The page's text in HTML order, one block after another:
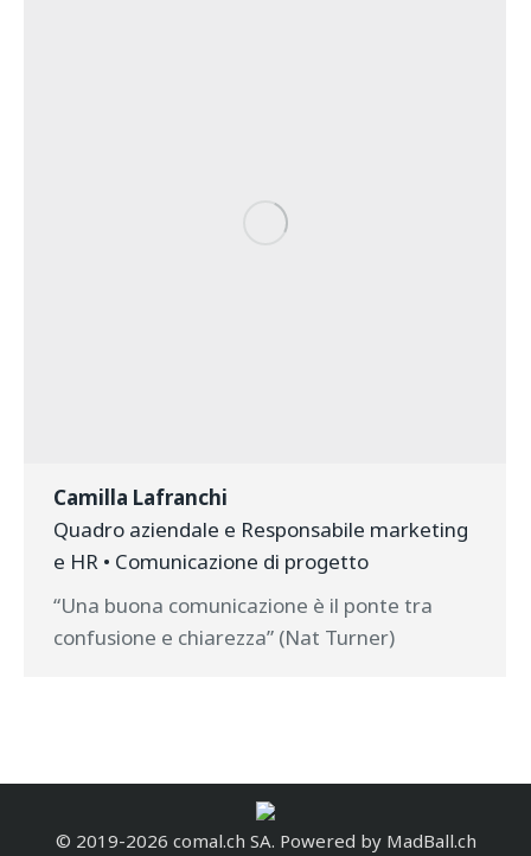
Camilla Lafranchi
Quadro aziendale e Responsabile marketing
e HR • Comunicazione di progetto
“Una buona comunicazione è il ponte tra
confusione e chiarezza” (Nat Turner)
© 2019-2026 comal.ch SA. Powered by MadBall.ch